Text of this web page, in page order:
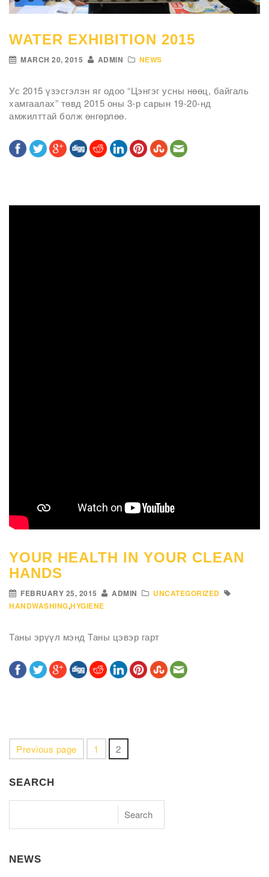
WATER EXHIBITION 2015
MARCH 20, 2015 ADMIN NEWS
Ус 2015 үзэсгэлэн яг одоо “Цэнгэг усны нөөц, байгаль
хамгаалах” төвд 2015 оны 3-р сарын 19-20-нд
амжилттай болж өнгөрлөө.
YOUR HEALTH IN YOUR CLEAN
HANDS
FEBRUARY 25, 2015 ADMIN
UNCATEGORIZED
HANDWASHING,HYGIENE
Таны эрүүл мэнд Таны цэвэр гарт
Previous page 1 2
SEARCH
NEWS